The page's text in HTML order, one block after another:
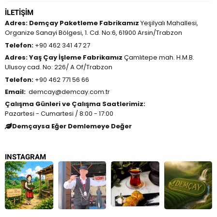
İLETIŞIM
Adres: Demçay Paketleme Fabrikamız Yeşilyalı Mahallesi,
Organize Sanayi Bölgesi, 1. Cd. No:6, 61900 Arsin/Trabzon
Telefon: +90 462 341 47 27
Adres:Yaş Çay İşleme Fabrikamız Çamlıtepe mah. H.M.B.
Ulusoy cad. No: 226/ A Of/Trabzon
Telefon: +90 462 771 56 66
Email: demcay@demcay.com.tr
Çalışma Günleri ve Çalışma Saatlerimiz:
Pazartesi - Cumartesi / 8:00 - 17:00
Demçaysa Eğer Demlemeye Değer
INSTAGRAM